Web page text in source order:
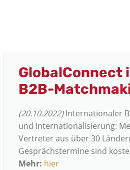
B2B-
(20.10.2022)Internationaler
und Internationalisierung:
Vertreter aus über 30
Gesprächstermine sind
Mehr: hier